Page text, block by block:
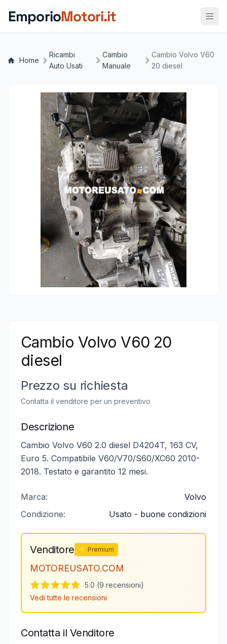
EmporioMotori.it
Home
Ricambi
Auto Usati
Cambio
Manuale
Cambio Volvo V60
20 diesel
Cambio Volvo V60 20
diesel
Prezzo su richiesta
Contatta il venditore per un preventivo
Descrizione
Cambio Volvo V60 2.0 diesel D4204T, 163 CV,
Euro 5. Compatibile V60/V70/S60/XC60 2010-
2018. Testato e garantito 12 mesi.
Marca:
Volvo
Condizione:
Usato - buone condizioni
Venditore ⭐ Premium
MOTOREUSATO.COM
5.0 (9 recensioni)
Vedi tutte le recensioni
Contatta il Venditore